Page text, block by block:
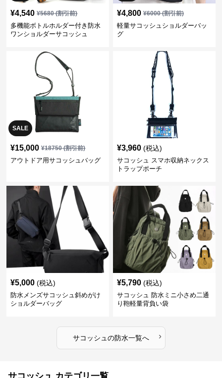
¥4,540 ¥5680(割引前)
多機能ボトルホルダー付き防水
ワンショルダーサコッシュ
¥4,800 ¥6000(割引前)
軽量サコッシュショルダーバッ
グ
SALE
¥15,000 ¥18750(割引前)
アウトドア用サコッシュバッグ
¥3,960 (税込)
サコッシュ スマホ収納ネックス
トラップポーチ
¥5,000 (税込)
防水メンズサコッシュ斜めがけ
ショルダーバッグ
¥5,790 (税込)
サコッシュ 防水ミニ小さめ二通
り鞄軽量背負い袋
サコッシュ の防水一覧へ ›
サコッシュ カテゴリ一覧